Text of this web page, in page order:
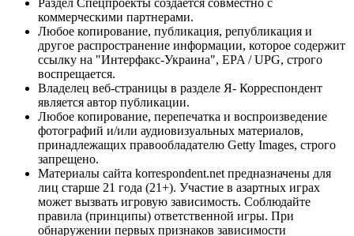
коммерческими партнерами.
Любое копирование, публикация, републикация и
другое распространение информации, которое содержит
ссылку на "Интерфакс-Украина", EPA / UPG, строго
воспрещается.
Владелец веб-страницы в разделе Я- Корреспондент
является автор публикации.
Любое копирование, перепечатка и воспроизведение
фотографий и/или аудиовизуальных материалов,
принадлежащих правообладателю Getty Images, строго
запрещено.
Материалы сайта korrespondent.net предназначены для
лиц старше 21 года (21+). Участие в азартных играх
может вызвать игровую зависимость. Соблюдайте
правила (принципы) ответственной игры. При
обнаружении первых признаков зависимости